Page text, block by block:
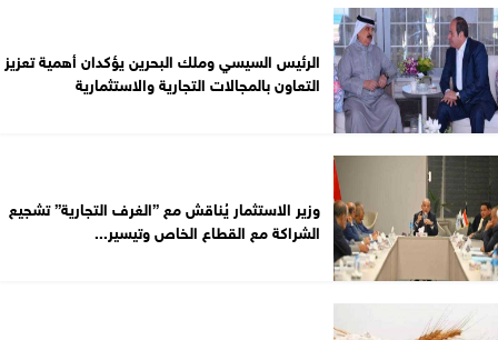
الرئيس السيسي وملك البحرين يؤكدان أهمية تعزيز
التعاون بالمجالات التجارية والاستثمارية
وزير الاستثمار يُناقش مع ”الغرف التجارية” تشجيع
الشراكة مع القطاع الخاص وتيسير...